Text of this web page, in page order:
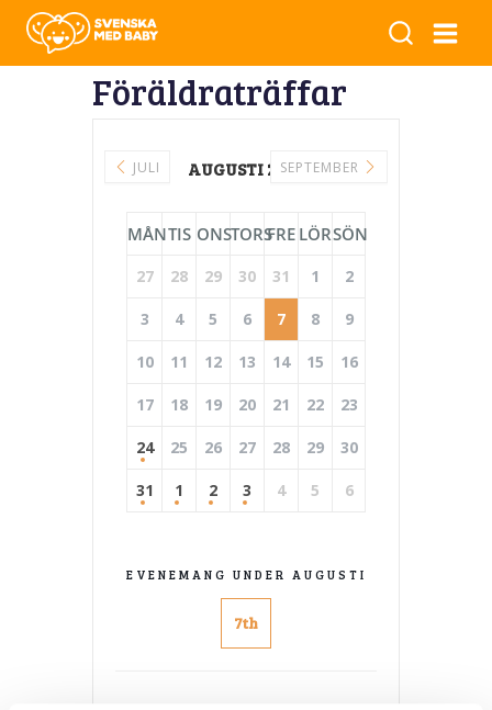
Föräldraträffar
JULI AUGUSTI 2026SEPTEMBER
MÅNTIS ONSTORSFRE LÖRSÖN
27 28 29 30 31 1 2
3 4 5 6 7 8 9
10 11 12 13 14 15 16
17 18 19 20 21 22 23
24 25 26 27 28 29 30
31 1 2 3 4 5 6
EVENEMANG UNDER AUGUSTI
7th